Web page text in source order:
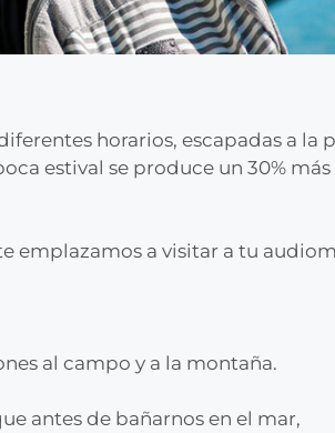
horarios, escapadas a la
estival se produce un 30%
emplazamos a visitar a tu
al campo y a la montaña.
antes de bañarnos en el mar,